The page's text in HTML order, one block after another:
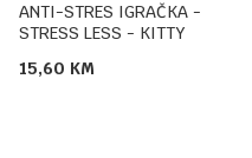
ANTI-STRES IGRAČKA -
STRESS LESS - KITTY
15,60 KM